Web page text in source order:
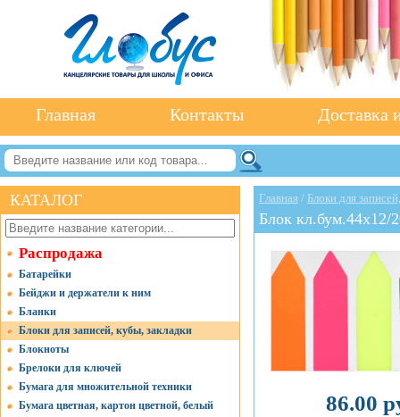
Главная Контакты Доставка
КАТАЛОГ
Распродажа
Батарейки
Бейджи и держатели к ним
Бланки
Блоки для записей, кубы, закладки
Блокноты
Брелоки для ключей
Бумага для множительной техники
Бумага цветная, картон цветной, белый
Главная / Блоки для
Блок кл.бум.44x12/
86.00